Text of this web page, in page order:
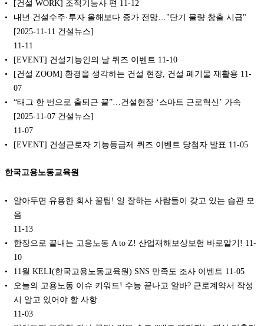
[건설 WORK] 조적기능사 편 11-12
내년 건설수주·투자 올해보다 증가 전망…"단기 물량 창출 시급"
[2025-11-11 건설뉴스]
11-11
[EVENT] 건설기능인의 날 퀴즈 이벤트 11-10
[건설 ZOOM] 환경을 생각하는 건설 현장, 건설 폐기물 재활용 11-
07
“태그 한 번으로 출퇴근 끝”…건설현장 ‘스마트 근로혁신’ 가속
[2025-11-07 건설뉴스]
11-07
[EVENT] 건설근로자 기능등급제 퀴즈 이벤트 당첨자 발표 11-05
한국고용노동교육원
알아두면 유용한 회사 꿀팁! 일 잘하는 사람들이 갖고 있는 습관 모
음
11-13
한장으로 끝내는 고용노동 A to Z! 산업재해보상보험 바로알기! 11-
10
11월 KELI(한국고용노동교육원) SNS 만족도 조사 이벤트 11-05
오늘의 고용노동 이슈 키워드! 수능 끝나고 알바? 근로계약서 작성
시 알고 있어야 할 사항
11-03